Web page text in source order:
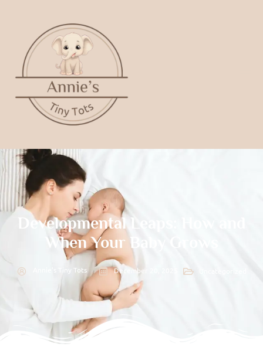
Developmental Leaps: How and
When Your Baby Grows
Annie's Tiny Tots December 20, 2025